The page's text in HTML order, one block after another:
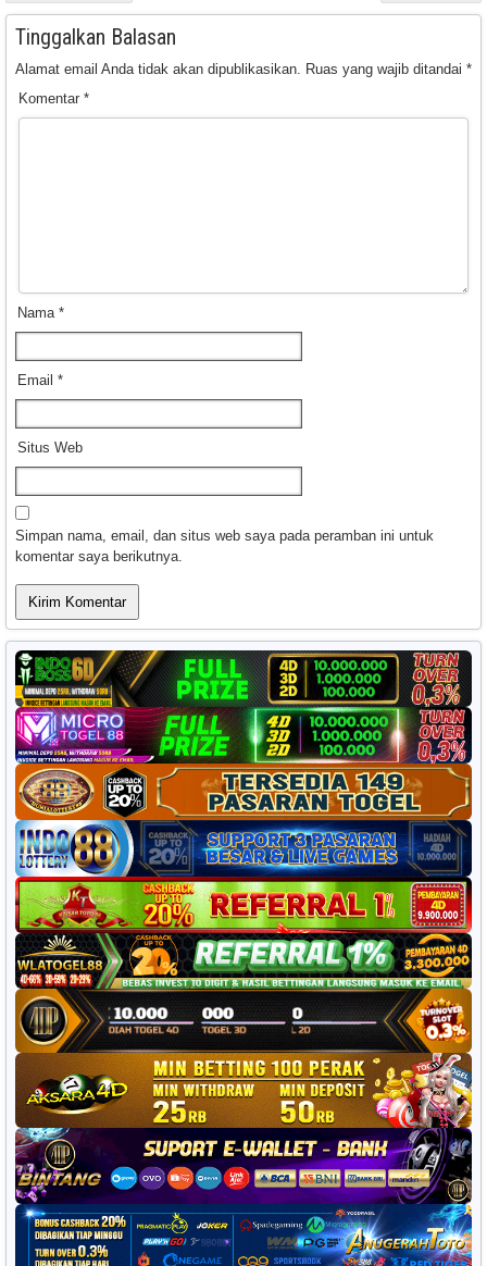
Tinggalkan Balasan
Alamat email Anda tidak akan dipublikasikan. Ruas yang wajib ditandai *
Komentar *
Nama *
Email *
Situs Web
Simpan nama, email, dan situs web saya pada peramban ini untuk
komentar saya berikutnya.